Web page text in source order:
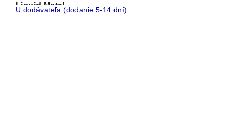
Liquid Metal
U dodávateľa (dodanie 5-14 dní)